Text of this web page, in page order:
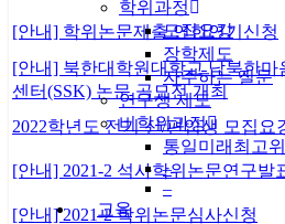
학위과정
모집요강
장학제도
자주하는 질문
연구생 제도
비학위과정
통일미래최고
–
–
교육
[안내] 학위논문제출 연한연기신청
[안내] 북한대학원대학교 남북한마
센터(SSK) 논문 공모전 개최
2022학년도 전기 신/편입생 모집요
[안내] 2021-2 석사학위논문연구발
[안내] 2021-2 학위논문심사신청